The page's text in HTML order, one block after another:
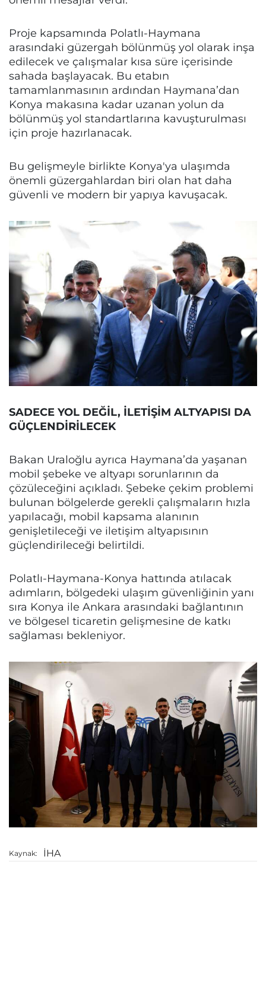
Proje kapsamında Polatlı-Haymana
arasındaki güzergah bölünmüş yol olarak inşa
edilecek ve çalışmalar kısa süre içerisinde
sahada başlayacak. Bu etabın
tamamlanmasının ardından Haymana’dan
Konya makasına kadar uzanan yolun da
bölünmüş yol standartlarına kavuşturulması
için proje hazırlanacak.
Bu gelişmeyle birlikte Konya'ya ulaşımda
önemli güzergahlardan biri olan hat daha
güvenli ve modern bir yapıya kavuşacak.
SADECE YOL DEĞİL, İLETİŞİM ALTYAPISI DA
GÜÇLENDİRİLECEK
Bakan Uraloğlu ayrıca Haymana’da yaşanan
mobil şebeke ve altyapı sorunlarının da
çözüleceğini açıkladı. Şebeke çekim problemi
bulunan bölgelerde gerekli çalışmaların hızla
yapılacağı, mobil kapsama alanının
genişletileceği ve iletişim altyapısının
güçlendirileceği belirtildi.
Polatlı-Haymana-Konya hattında atılacak
adımların, bölgedeki ulaşım güvenliğinin yanı
sıra Konya ile Ankara arasındaki bağlantının
ve bölgesel ticaretin gelişmesine de katkı
sağlaması bekleniyor.
Kaynak: İHA